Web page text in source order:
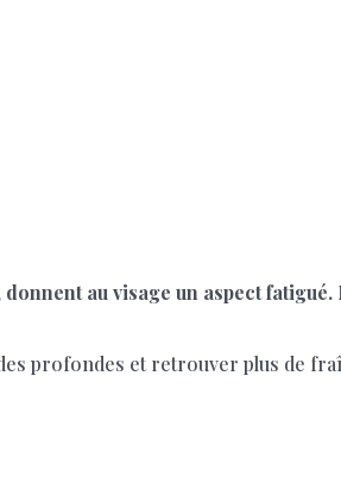
au visage un aspect fatigué.
profondes et retrouver plus de